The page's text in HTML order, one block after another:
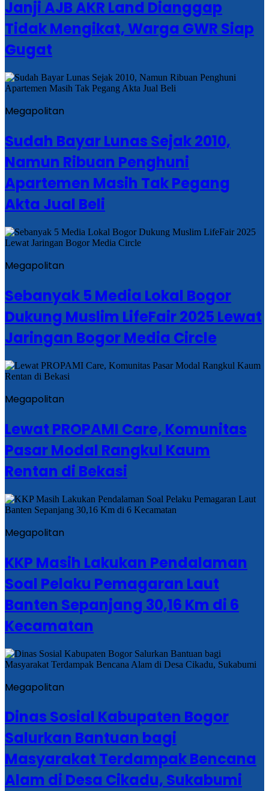
Janji AJB AKR Land Dianggap
Tidak Mengikat, Warga GWR Siap
Gugat
Megapolitan
Sudah Bayar Lunas Sejak 2010,
Namun Ribuan Penghuni
Apartemen Masih Tak Pegang
Akta Jual Beli
Megapolitan
Sebanyak 5 Media Lokal Bogor
Dukung Muslim LifeFair 2025 Lewat
Jaringan Bogor Media Circle
Megapolitan
Lewat PROPAMI Care, Komunitas
Pasar Modal Rangkul Kaum
Rentan di Bekasi
Megapolitan
KKP Masih Lakukan Pendalaman
Soal Pelaku Pemagaran Laut
Banten Sepanjang 30,16 Km di 6
Kecamatan
Megapolitan
Dinas Sosial Kabupaten Bogor
Salurkan Bantuan bagi
Masyarakat Terdampak Bencana
Alam di Desa Cikadu, Sukabumi